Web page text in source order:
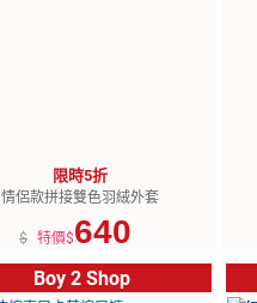
限時5折
情侶款拼接雙色羽絨外套
$ 特價$640
Boy 2 Shop